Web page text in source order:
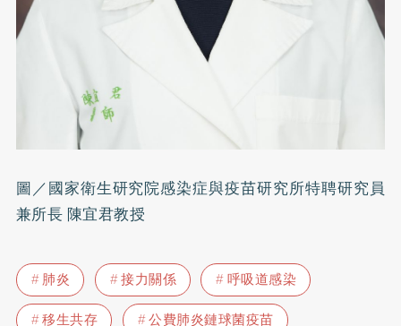
圖／國家衛生研究院感染症與疫苗研究所特聘研究員
兼所長 陳宜君教授
肺炎 接力關係
呼吸道感染
移生共存
公費肺炎鏈球菌疫苗